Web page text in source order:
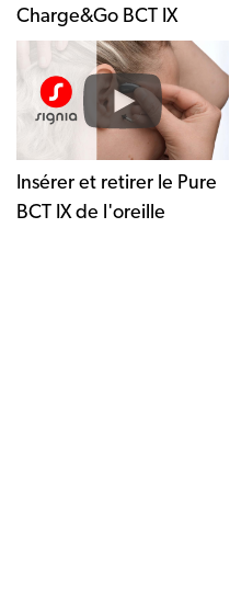
Charge&Go BCT IX
Insérer et retirer le Pure
BCT IX de l'oreille